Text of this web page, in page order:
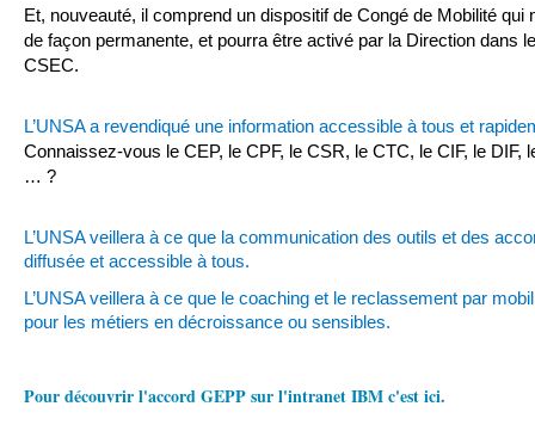
Et, nouveauté, il comprend un dispositif de Congé de Mobilité qui
de façon permanente, et pourra être activé par la Direction dans
CSEC.
L’UNSA a revendiqué une information accessible à tous et
Connaissez-vous le CEP, le CPF, le CSR, le CTC, le CIF, le DIF,
… ?
L’UNSA veillera à ce que la communication des outils et des
diffusée et accessible à tous.
L’UNSA veillera à ce que le coaching et le reclassement par
pour les métiers en décroissance ou sensibles.
Pour découvrir l'accord GEPP sur l'intranet IBM c'est ici.